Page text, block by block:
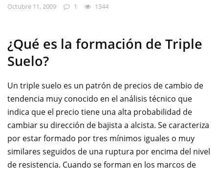
Octubre 11, 2009 1 1344
¿Qué es la formación de Triple
Suelo?
Un triple suelo es un patrón de precios de cambio de
tendencia muy conocido en el análisis técnico que
indica que el precio tiene una alta probabilidad de
cambiar su dirección de bajista a alcista. Se caracteriza
por estar formado por tres mínimos iguales o muy
similares seguidos de una ruptura por encima del nivel
de resistencia. Cuando se forman en los marcos de